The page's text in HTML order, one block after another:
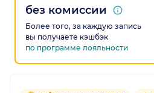
без комиссии
Более того, за каждую запись
вы получаете кэшбэк
по программе лояльности